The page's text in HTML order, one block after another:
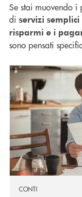
Se stai muovendo
di servizi
risparmi e i
sono pensati
Scopri di più Conti
CONTI